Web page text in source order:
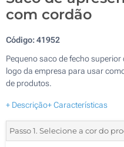
com cordão
Código:41952
Pequeno saco de fecho
logo da empresa para usar
de produtos.
+ Descrição+ Características
Passo 1. Selecione a cor do